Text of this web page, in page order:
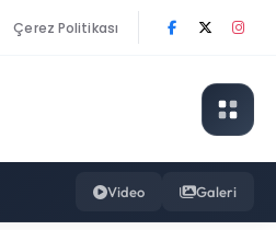
Çerez Politikası
Video Galeri